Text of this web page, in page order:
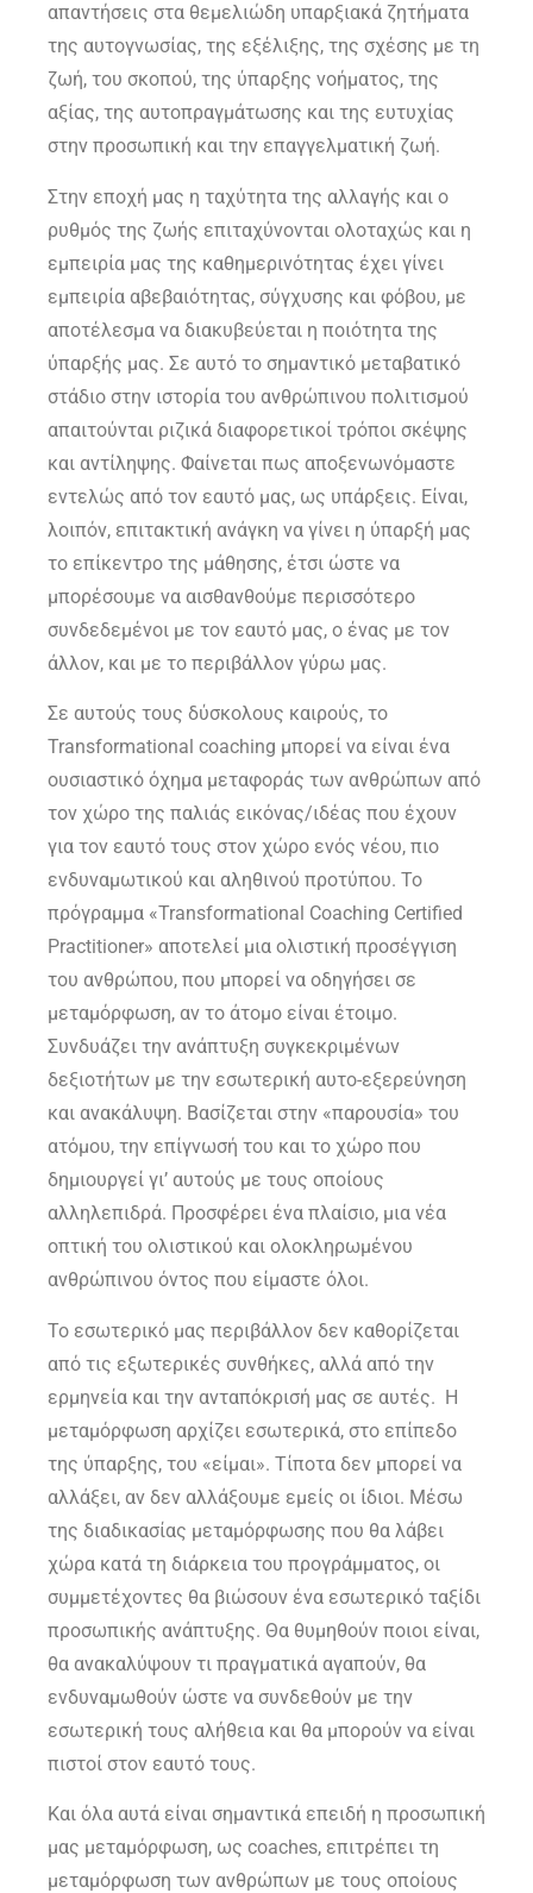
απαντήσεις στα θεμελιώδη υπαρξιακά ζητήματα
της αυτογνωσίας, της εξέλιξης, της σχέσης με τη
ζωή, του σκοπού, της ύπαρξης νοήματος, της
αξίας, της αυτοπραγμάτωσης και της ευτυχίας
στην προσωπική και την επαγγελματική ζωή.
Στην εποχή μας η ταχύτητα της αλλαγής και ο
ρυθμός της ζωής επιταχύνονται ολοταχώς και η
εμπειρία μας της καθημερινότητας έχει γίνει
εμπειρία αβεβαιότητας, σύγχυσης και φόβου, με
αποτέλεσμα να διακυβεύεται η ποιότητα της
ύπαρξής μας. Σε αυτό το σημαντικό μεταβατικό
στάδιο στην ιστορία του ανθρώπινου πολιτισμού
απαιτούνται ριζικά διαφορετικοί τρόποι σκέψης
και αντίληψης. Φαίνεται πως αποξενωνόμαστε
εντελώς από τον εαυτό μας, ως υπάρξεις. Είναι,
λοιπόν, επιτακτική ανάγκη να γίνει η ύπαρξή μας
το επίκεντρο της μάθησης, έτσι ώστε να
μπορέσουμε να αισθανθούμε περισσότερο
συνδεδεμένοι με τον εαυτό μας, ο ένας με τον
άλλον, και με το περιβάλλον γύρω μας.
Σε αυτούς τους δύσκολους καιρούς, το
Transformational coaching μπορεί να είναι ένα
ουσιαστικό όχημα μεταφοράς των ανθρώπων από
τον χώρο της παλιάς εικόνας/ιδέας που έχουν
για τον εαυτό τους στον χώρο ενός νέου, πιο
ενδυναμωτικού και αληθινού προτύπου. Το
πρόγραμμα «Transformational Coaching Certified
Practitioner» αποτελεί μια ολιστική προσέγγιση
του ανθρώπου, που μπορεί να οδηγήσει σε
μεταμόρφωση, αν το άτομο είναι έτοιμο.
Συνδυάζει την ανάπτυξη συγκεκριμένων
δεξιοτήτων με την εσωτερική αυτο-εξερεύνηση
και ανακάλυψη. Βασίζεται στην «παρουσία» του
ατόμου, την επίγνωσή του και το χώρο που
δημιουργεί γι’ αυτούς με τους οποίους
αλληλεπιδρά. Προσφέρει ένα πλαίσιο, μια νέα
οπτική του ολιστικού και ολοκληρωμένου
ανθρώπινου όντος που είμαστε όλοι.
Το εσωτερικό μας περιβάλλον δεν καθορίζεται
από τις εξωτερικές συνθήκες, αλλά από την
ερμηνεία και την ανταπόκρισή μας σε αυτές. Η
μεταμόρφωση αρχίζει εσωτερικά, στο επίπεδο
της ύπαρξης, του «είμαι». Τίποτα δεν μπορεί να
αλλάξει, αν δεν αλλάξουμε εμείς οι ίδιοι. Μέσω
της διαδικασίας μεταμόρφωσης που θα λάβει
χώρα κατά τη διάρκεια του προγράμματος, οι
συμμετέχοντες θα βιώσουν ένα εσωτερικό ταξίδι
προσωπικής ανάπτυξης. Θα θυμηθούν ποιοι είναι,
θα ανακαλύψουν τι πραγματικά αγαπούν, θα
ενδυναμωθούν ώστε να συνδεθούν με την
εσωτερική τους αλήθεια και θα μπορούν να είναι
πιστοί στον εαυτό τους.
Και όλα αυτά είναι σημαντικά επειδή η προσωπική
μας μεταμόρφωση, ως coaches, επιτρέπει τη
μεταμόρφωση των ανθρώπων με τους οποίους